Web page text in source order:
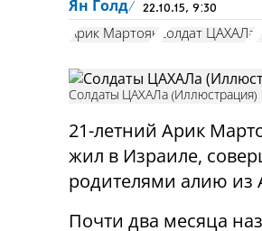
Ян Голд 22.10.15, 9:30
Арик Мартоян солдат ЦАХАЛа
Солдаты ЦАХАЛа (Иллюстрация)
21-летний Арик
жил в Израиле,
родителями алию из
Почти два месяца